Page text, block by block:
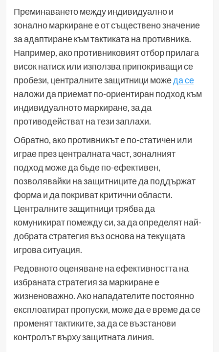
Преминаването между индивидуално и
зонално маркиране е от съществено значение
за адаптиране към тактиката на противника.
Например, ако противниковият отбор прилага
висок натиск или използва припокриващи се
пробези, централните защитници можеда се
наложи да приемат по-ориентиран подход към
индивидуалното маркиране, за да
противодействат на тези заплахи.
Обратно, ако противникът е по-статичен или
играе през централната част, зоналният
подход може да бъде по-ефективен,
позволявайки на защитниците да поддържат
форма и да покриват критични области.
Централните защитници трябва да
комуникират помежду си, за да определят най-
добрата стратегия въз основа на текущата
игрова ситуация.
Редовното оценяване на ефективността на
избраната стратегия за маркиране е
жизненоважно. Ако нападателите постоянно
експлоатират пропуски, може да е време да се
променят тактиките, за да се възстанови
контролът върху защитната линия.